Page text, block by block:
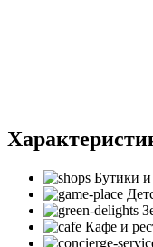
Бутики
Кафе и